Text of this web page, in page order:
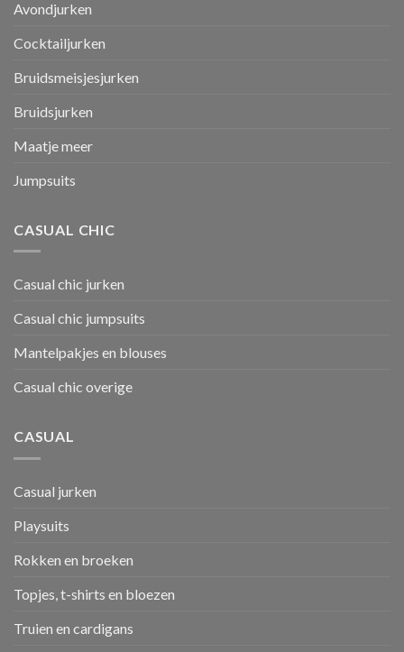
Avondjurken
Cocktailjurken
Bruidsmeisjesjurken
Bruidsjurken
Maatje meer
Jumpsuits
CASUAL CHIC
Casual chic jurken
Casual chic jumpsuits
Mantelpakjes en blouses
Casual chic overige
CASUAL
Casual jurken
Playsuits
Rokken en broeken
Topjes, t-shirts en bloezen
Truien en cardigans